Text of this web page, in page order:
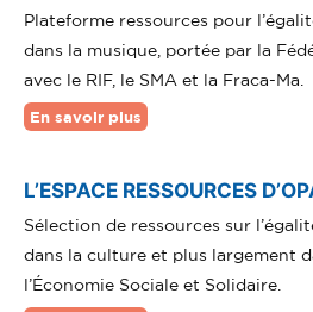
Plateforme ressources pour
dans la musique, portée par la
avec le RIF, le SMA et la Fraca-Ma.
En savoir plus
L’ESPACE RESSOURCES
Sélection de ressources sur
dans la culture et plus largement
l’Économie Sociale et Solidaire.